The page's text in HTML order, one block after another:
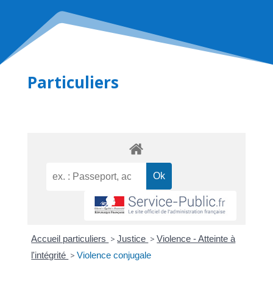
Particuliers
Accueil particuliers > Justice > Violence - Atteinte à
l'intégrité > Violence conjugale